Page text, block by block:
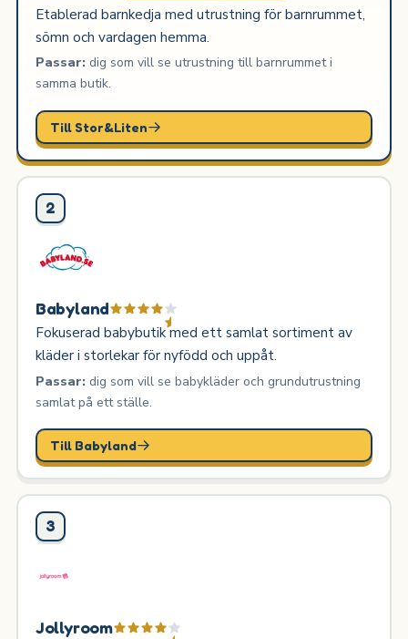
Etablerad barnkedja med utrustning för barnrummet,
sömn och vardagen hemma.
Passar:dig som vill se utrustning till barnrummet i
samma butik.
Till Stor&Liten
2
Babyland
Fokuserad babybutik med ett samlat sortiment av
kläder i storlekar för nyfödd och uppåt.
Passar:dig som vill se babykläder och grundutrustning
samlat på ett ställe.
Till Babyland
3
Jollyroom